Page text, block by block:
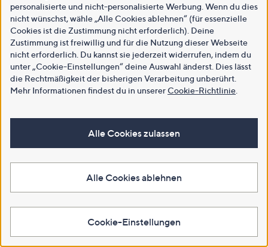
personalisierte und nicht-personalisierte Werbung. Wenn du dies
nicht wünschst, wähle „Alle Cookies ablehnen“ (für essenzielle
Cookies ist die Zustimmung nicht erforderlich). Deine
Zustimmung ist freiwillig und für die Nutzung dieser Webseite
nicht erforderlich. Du kannst sie jederzeit widerrufen, indem du
unter „Cookie-Einstellungen“ deine Auswahl änderst. Dies lässt
die Rechtmäßigkeit der bisherigen Verarbeitung unberührt.
Mehr Informationen findest du in unsererCookie-Richtlinie
Alle Cookies zulassen
Alle Cookies ablehnen
Cookie-Einstellungen